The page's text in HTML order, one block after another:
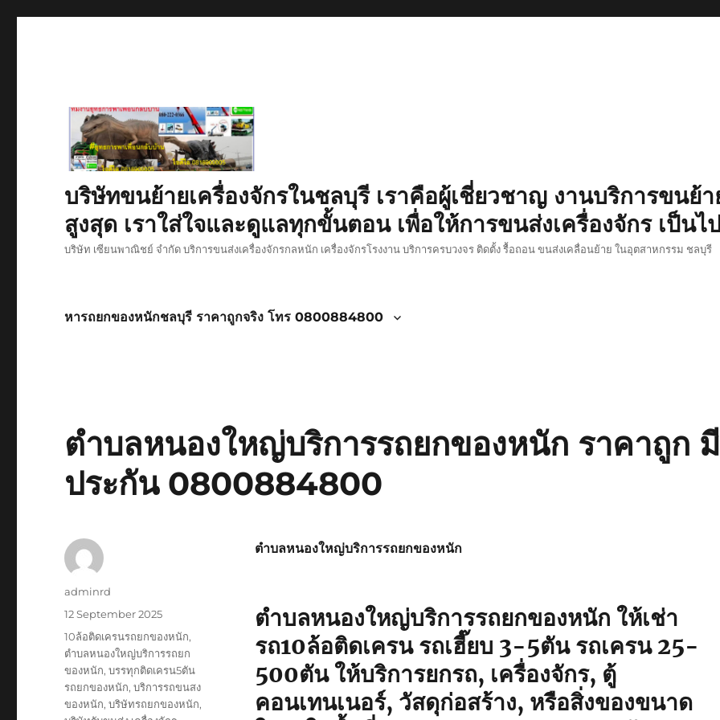
บริษัทขนย้ายเครื่องจักรในชลบุรี เราคือผู้เชี่ยวชาญ งานบริการขนย้
สูงสุด เราใส่ใจและดูแลทุกขั้นตอน เพื่อให้การขนส่งเครื่องจักร เป็นไ
บริษัท เซียนพาณิชย์ จำกัด บริการขนส่งเครื่องจักรกลหนัก เครื่องจักรโรงงาน บริการครบวงจร ติดตั้ง รื้อถอน ขนส่งเคลื่อนย้าย ในอุตสาหกรรม ชลบุรี
หารถยกของหนักชลบุรี ราคาถูกจริง โทร 0800884800
ตำบลหนองใหญ่บริการรถยกของหนัก ราคาถูก มี
ประกัน 0800884800
ตำบลหนองใหญ่บริการรถยกของหนัก
ตำบลหนองใหญ่บริการรถยกของหนัก ให้เช่า
รถ10ล้อติดเครน รถเฮี๊ยบ 3-5ตัน รถเครน 25-
500ตัน ให้บริการยกรถ, เครื่องจักร, ตู้
คอนเทนเนอร์, วัสดุก่อสร้าง, หรือสิ่งของขนาด
Author
adminrd
Posted
12 September 2025
Tags
10ล้อติดเครนรถยกของหนัก,
ตำบลหนองใหญ่บริการรถยก
ของหนัก,บรรทุกติดเครน5ตัน
รถยกของหนัก,บริการรถขนสง
ของหนัก,บริษัทรถยกของหนัก,